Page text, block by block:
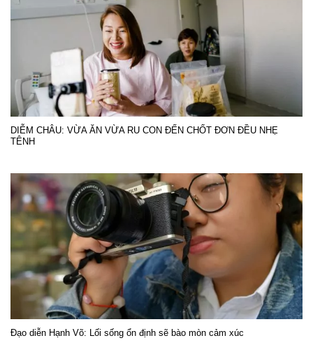
DIỄM CHÂU: VỪA ĂN VỪA RU CON ĐẾN CHỐT ĐƠN ĐỀU NHẸ
TÊNH
Đạo diễn Hạnh Võ: Lối sống ổn định sẽ bào mòn cảm xúc